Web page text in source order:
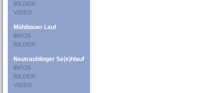
BILDER
VIDEO
Mühlbauer Lauf
INFOS
BILDER
Neutraublinger Se(e)hlauf
INFOS
BILDER
VIDEO